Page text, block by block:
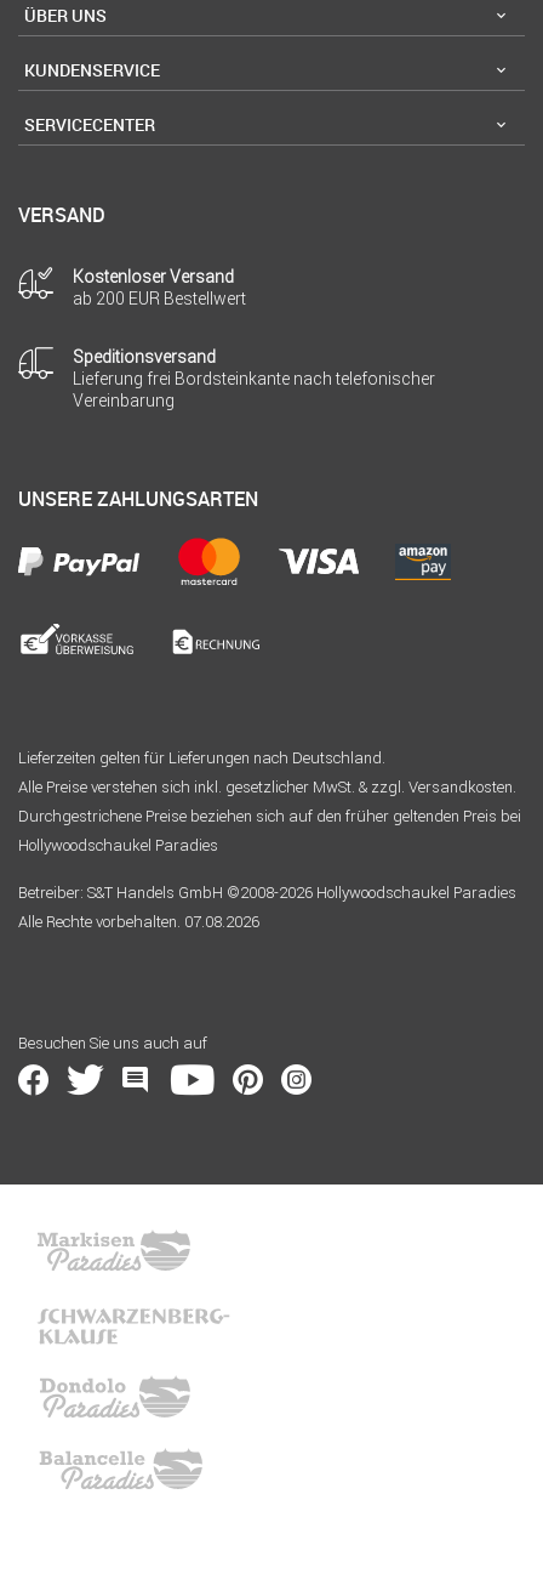
ÜBER UNS
KUNDENSERVICE
SERVICECENTER
VERSAND
Kostenloser Versand
ab 200 EUR Bestellwert
Speditionsversand
Lieferung frei Bordsteinkante nach telefonischer
Vereinbarung
UNSERE ZAHLUNGSARTEN
Lieferzeiten gelten für Lieferungen nach Deutschland.
Alle Preise verstehen sich inkl. gesetzlicher MwSt. & zzgl. Versandkosten.
Durchgestrichene Preise beziehen sich auf den früher geltenden Preis bei
Hollywoodschaukel Paradies
Betreiber: S&T Handels GmbH ©2008-2026 Hollywoodschaukel Paradies
Alle Rechte vorbehalten. 07.08.2026
Besuchen Sie uns auch auf